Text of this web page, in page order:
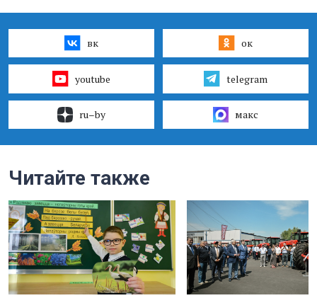
вк ок
youtube telegram
ru–by макс
Читайте также